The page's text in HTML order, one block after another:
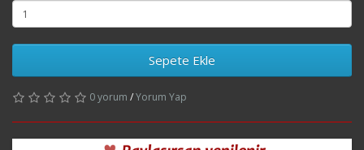
Sepete Ekle
0 yorum /Yorum Yap